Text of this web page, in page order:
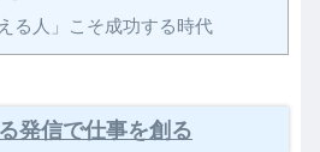
る人」こそ成功する時代
発信で仕事を創る